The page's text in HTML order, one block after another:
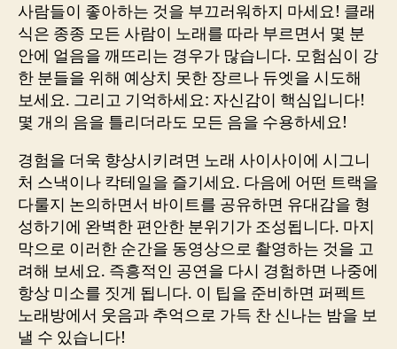
사람들이 좋아하는 것을 부끄러워하지 마세요! 클래
식은 종종 모든 사람이 노래를 따라 부르면서 몇 분
안에 얼음을 깨뜨리는 경우가 많습니다. 모험심이 강
한 분들을 위해 예상치 못한 장르나 듀엣을 시도해
보세요. 그리고 기억하세요: 자신감이 핵심입니다!
몇 개의 음을 틀리더라도 모든 음을 수용하세요!
경험을 더욱 향상시키려면 노래 사이사이에 시그니
처 스낵이나 칵테일을 즐기세요. 다음에 어떤 트랙을
다룰지 논의하면서 바이트를 공유하면 유대감을 형
성하기에 완벽한 편안한 분위기가 조성됩니다. 마지
막으로 이러한 순간을 동영상으로 촬영하는 것을 고
려해 보세요. 즉흥적인 공연을 다시 경험하면 나중에
항상 미소를 짓게 됩니다. 이 팁을 준비하면 퍼펙트
노래방에서 웃음과 추억으로 가득 찬 신나는 밤을 보
낼 수 있습니다!